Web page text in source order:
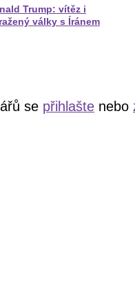
Trump: vítěz i
války s Íránem
se přihlašte nebo